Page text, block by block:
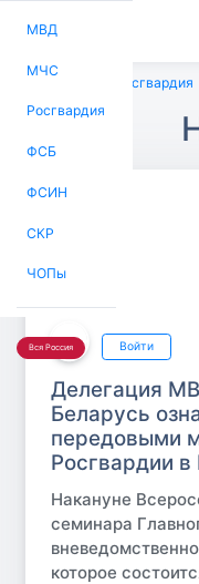
МВД
МЧС
Росгвардия
ФСБ
ФСИН
СКР
ЧОПы
Вся Россия Войти
Росгвардия
Делегация
Беларусь
передовыми
Росгвардии
Накануне
семинара
которое